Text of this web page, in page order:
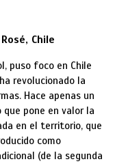
Chile
puso foco en Chile
revolucionado la
Hace apenas un
pone en valor la
en el territorio, que
como
(de la segunda